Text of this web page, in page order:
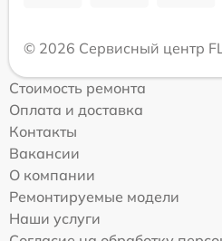
© 2026 Сервисный центр
Стоимость ремонта
Оплата и доставка
Контакты
Вакансии
О компании
Ремонтируемые модели
Наши услуги